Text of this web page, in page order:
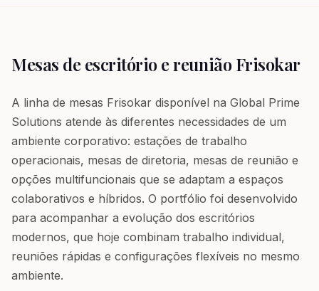
Mesas de escritório e reunião Frisokar
A linha de mesas Frisokar disponível na Global Prime
Solutions atende às diferentes necessidades de um
ambiente corporativo: estações de trabalho
operacionais, mesas de diretoria, mesas de reunião e
opções multifuncionais que se adaptam a espaços
colaborativos e híbridos. O portfólio foi desenvolvido
para acompanhar a evolução dos escritórios
modernos, que hoje combinam trabalho individual,
reuniões rápidas e configurações flexíveis no mesmo
ambiente.